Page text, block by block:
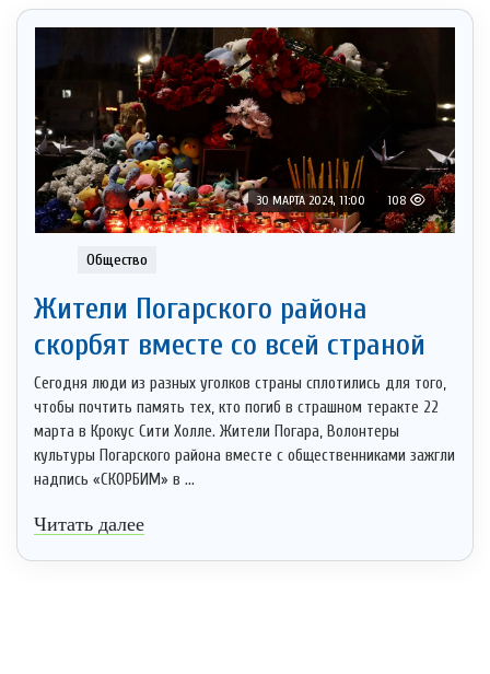
30 МАРТА 2024, 11:00 108
Общество
Жители Погарского района
скорбят вместе со всей страной
Сегодня люди из разных уголков страны сплотились для того,
чтобы почтить память тех, кто погиб в страшном теракте 22
марта в Крокус Сити Холле. Жители Погара, Волонтеры
культуры Погарского района вместе с общественниками зажгли
надпись «СКОРБИМ» в ...
Читать далее